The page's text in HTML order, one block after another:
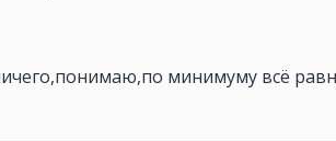
минимуму всё